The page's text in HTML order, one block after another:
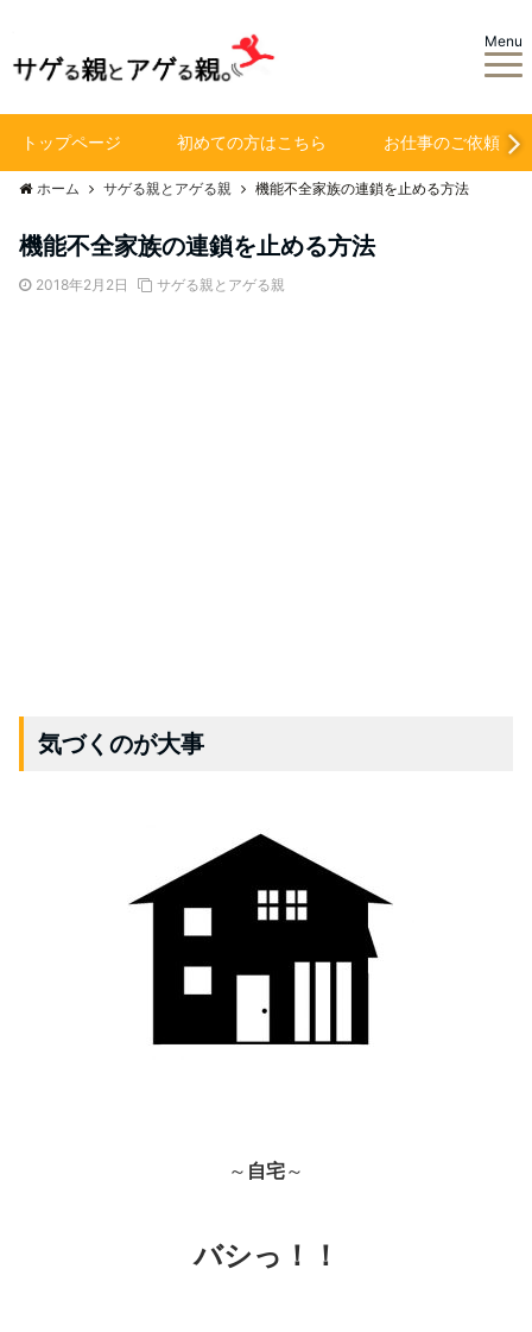
Menu
トップページ 初めての方はこちら お仕事のご依頼
ホーム サゲる親とアゲる親 機能不全家族の連鎖を止める方法
機能不全家族の連鎖を止める方法
2018年2月2日 サゲる親とアゲる親
気づくのが大事
～ 自宅～
バシっ！！